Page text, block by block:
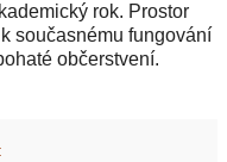
rok. Prostor
současnému fungování
občerstvení.